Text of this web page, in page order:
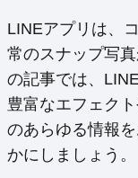
LINEアプリは、
常のスナップ写
の記事では、
豊富なエフェク
のあらゆる情報
かにしましょう。